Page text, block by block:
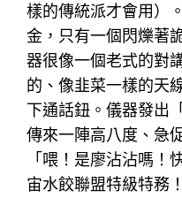
樣的傳統派才會用）
金，只有一個閃爍著
器很像一個老式的對
的、像韭菜一樣的天
下通話鈕。儀器發
傳來一陣高八度、急
「喂！是廖沾沾嗎
宙水餃聯盟特級特務